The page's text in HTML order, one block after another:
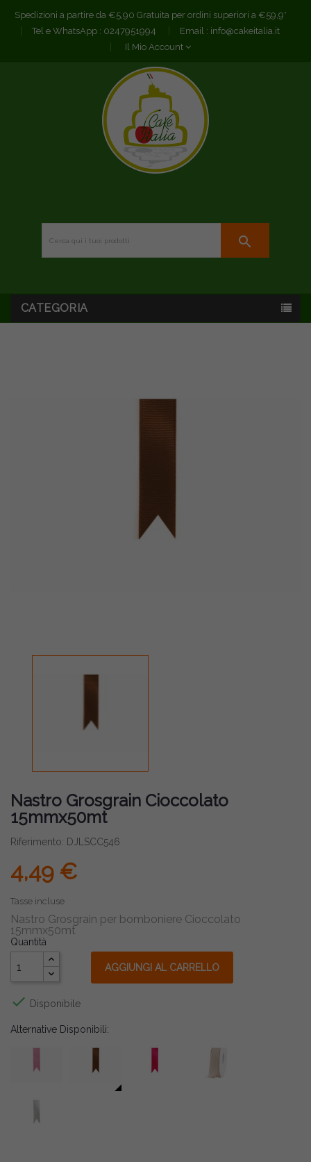
Spedizioni a partire da €5,90 Gratuita per ordini superiori a €59,9*
Tel e WhatsApp : 0247951994 Email : info@cakeitalia.it
Il Mio Account
search
CATEGORIA
Nastro Grosgrain Cioccolato
15mmx50mt
Riferimento: DJLSCC546
4,49 €
Tasse incluse
Nastro Grosgrain per bomboniere Cioccolato
15mmx50mt
Quantità
AGGIUNGI AL CARRELLO
 Disponibile
Alternative Disponibili: